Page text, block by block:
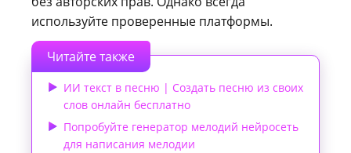
используйте проверенные платформы.
Читайте также
ИИ текст в песню | Создать песню из своих
слов онлайн бесплатно
Попробуйте генератор мелодий нейросеть
для написания мелодии